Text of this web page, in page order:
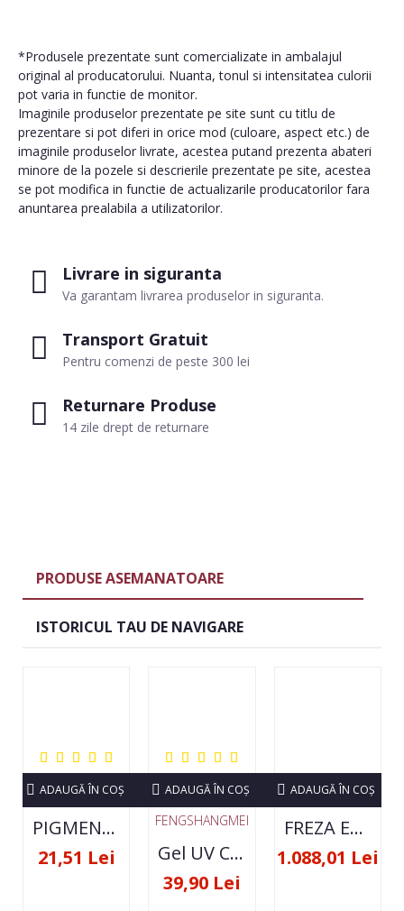
Livrare in siguranta
Va garantam livrarea produselor in siguranta.
Transport Gratuit
Pentru comenzi de peste 300 lei
Returnare Produse
14 zile drept de returnare
*Produsele prezentate sunt comercializate in ambalajul
original al producatorului. Nuanta, tonul si intensitatea culorii
pot varia in functie de monitor.
Imaginile produselor prezentate pe site sunt cu titlu de
prezentare si pot diferi in orice mod (culoare, aspect etc.) de
imaginile produselor livrate, acestea putand prezenta abateri
minore de la pozele si descrierile prezentate pe site, acestea
se pot modifica in functie de actualizarile producatorilor fara
anuntarea prealabila a utilizatorilor.
PRODUSE ASEMANATOARE
ISTORICUL TAU DE NAVIGARE
PIGMENT NEON SET 12 CULORI
21,51 Lei
ADAUGĂ ÎN COŞ
FENGSHANGMEI
Gel UV Constructie FSM 50ML - 07
39,90 Lei
ADAUGĂ ÎN COŞ
FREZA ELECTRICA STRONG 210 35000 RPM- ORIGINALA
1.088,01 Lei
ADAUGĂ ÎN COŞ